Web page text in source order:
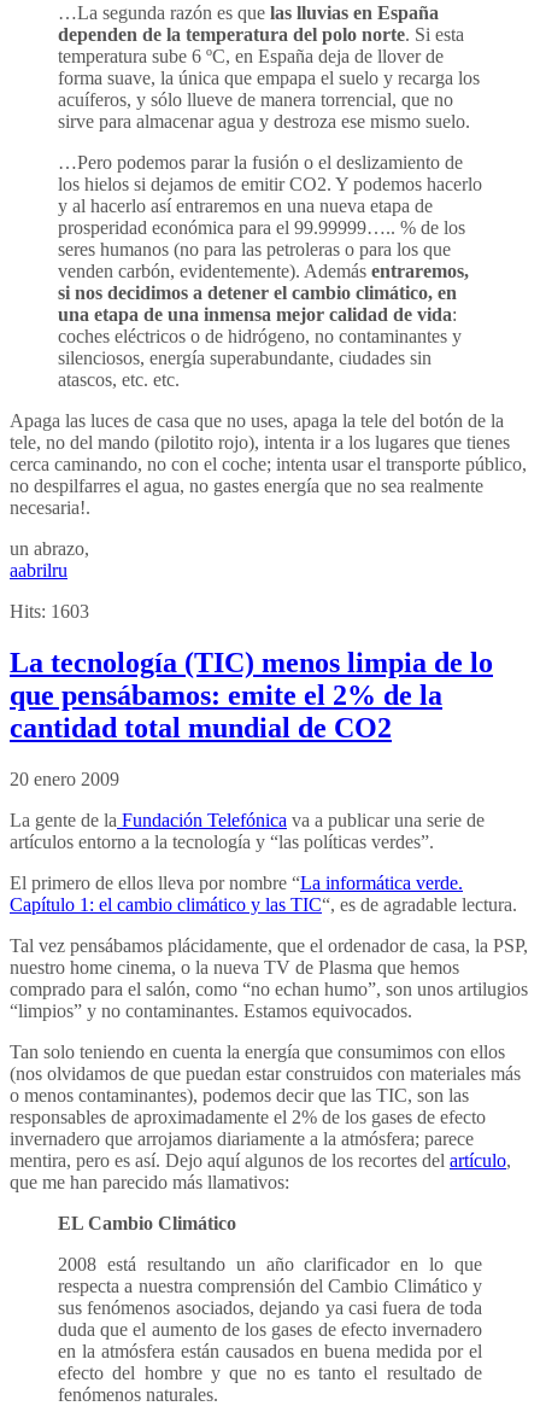
…La segunda razón es que las lluvias en España
dependen de la temperatura del polo norte. Si esta
temperatura sube 6 ºC, en España deja de llover de
forma suave, la única que empapa el suelo y recarga los
acuíferos, y sólo llueve de manera torrencial, que no
sirve para almacenar agua y destroza ese mismo suelo.
…Pero podemos parar la fusión o el deslizamiento de
los hielos si dejamos de emitir CO2. Y podemos hacerlo
y al hacerlo así entraremos en una nueva etapa de
prosperidad económica para el 99.99999….. % de los
seres humanos (no para las petroleras o para los que
venden carbón, evidentemente). Además entraremos,
si nos decidimos a detener el cambio climático, en
una etapa de una inmensa mejor calidad de vida:
coches eléctricos o de hidrógeno, no contaminantes y
silenciosos, energía superabundante, ciudades sin
atascos, etc. etc.
Apaga las luces de casa que no uses, apaga la tele del botón de la
tele, no del mando (pilotito rojo), intenta ir a los lugares que tienes
cerca caminando, no con el coche; intenta usar el transporte público,
no despilfarres el agua, no gastes energía que no sea realmente
necesaria!.
un abrazo,
aabrilru
Hits: 1603
La tecnología (TIC) menos limpia de lo
que pensábamos: emite el 2% de la
cantidad total mundial de CO2
20 enero 2009
La gente de la Fundación Telefónica va a publicar una serie de
artículos entorno a la tecnología y “las políticas verdes”.
El primero de ellos lleva por nombre “La informática verde.
Capítulo 1: el cambio climático y las TIC“, es de agradable lectura.
Tal vez pensábamos plácidamente, que el ordenador de casa, la PSP,
nuestro home cinema, o la nueva TV de Plasma que hemos
comprado para el salón, como “no echan humo”, son unos artilugios
“limpios” y no contaminantes. Estamos equivocados.
Tan solo teniendo en cuenta la energía que consumimos con ellos
(nos olvidamos de que puedan estar construidos con materiales más
o menos contaminantes), podemos decir que las TIC, son las
responsables de aproximadamente el 2% de los gases de efecto
invernadero que arrojamos diariamente a la atmósfera; parece
mentira, pero es así. Dejo aquí algunos de los recortes del artículo,
que me han parecido más llamativos:
EL Cambio Climático
2008 está resultando un año clarificador en lo que
respecta a nuestra comprensión del Cambio Climático y
sus fenómenos asociados, dejando ya casi fuera de toda
duda que el aumento de los gases de efecto invernadero
en la atmósfera están causados en buena medida por el
efecto del hombre y que no es tanto el resultado de
fenómenos naturales.